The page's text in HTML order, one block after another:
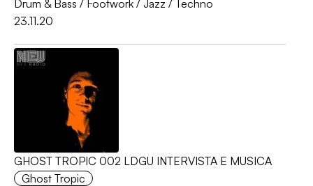
Drum & Bass / Footwork / Jazz / Techno
23.11.20
GHOST TROPIC 002 LDGU INTERVISTA E MUSICA
Ghost Tropic